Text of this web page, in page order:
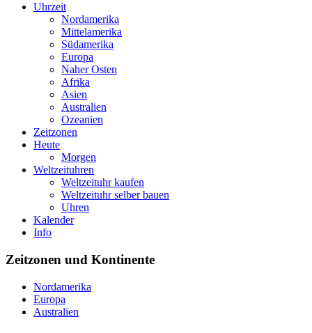
Uhrzeit
Nordamerika
Mittelamerika
Südamerika
Europa
Naher Osten
Afrika
Asien
Australien
Ozeanien
Zeitzonen
Heute
Morgen
Weltzeituhren
Weltzeituhr kaufen
Weltzeituhr selber bauen
Uhren
Kalender
Info
Zeitzonen und Kontinente
Nordamerika
Europa
Australien